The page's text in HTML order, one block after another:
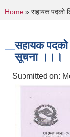
You are
Home » सहायक पदको
सहायक पदको
सूचना ।।।
Submitted on: